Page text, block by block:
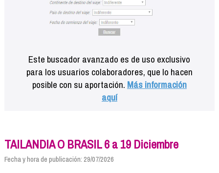
Este buscador avanzado es de uso exclusivo
para los usuarios colaboradores, que lo hacen
posible con su aportación. Más información
aquí
TAILANDIA O BRASIL 6 a 19 Diciembre
Fecha y hora de publicación: 29/07/2026